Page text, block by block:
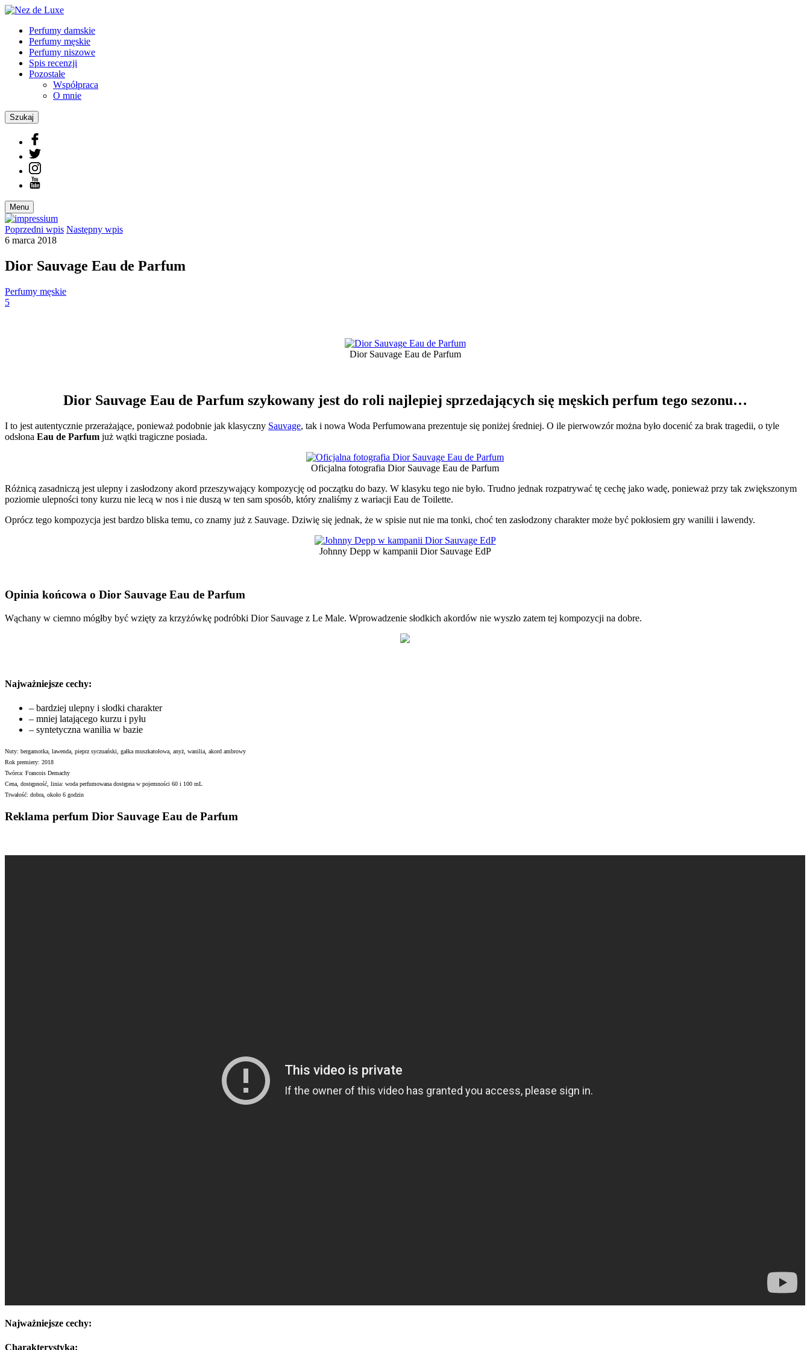
Perfumy damskie
Perfumy męskie
Perfumy niszowe
Spis recenzji
Pozostałe
Współpraca
O mnie
Szukaj
Menu
Poprzedni wpis Następny wpis
6 marca 2018
Dior Sauvage Eau de Parfum
Perfumy męskie
5
Dior Sauvage Eau de Parfum
Dior Sauvage Eau de Parfum szykowany jest do roli najlepiej sprzedających się męskich perfum tego sezonu…
I to jest autentycznie przerażające, ponieważ podobnie jak klasyczny Sauvage, tak i nowa Woda Perfumowana prezentuje się poniżej średniej. O ile pierwowzór można było docenić za brak tragedii, o tyle
odsłona Eau de Parfum już wątki tragiczne posiada.
Oficjalna fotografia Dior Sauvage Eau de Parfum
Różnicą zasadniczą jest ulepny i zasłodzony akord przeszywający kompozycję od początku do bazy. W klasyku tego nie było. Trudno jednak rozpatrywać tę cechę jako wadę, ponieważ przy tak zwiększonym
poziomie ulepności tony kurzu nie lecą w nos i nie duszą w ten sam sposób, który znaliśmy z wariacji Eau de Toilette.
Oprócz tego kompozycja jest bardzo bliska temu, co znamy już z Sauvage. Dziwię się jednak, że w spisie nut nie ma tonki, choć ten zasłodzony charakter może być pokłosiem gry wanilii i lawendy.
Johnny Depp w kampanii Dior Sauvage EdP
Opinia końcowa o Dior Sauvage Eau de Parfum
Wąchany w ciemno mógłby być wzięty za krzyżówkę podróbki Dior Sauvage z Le Male. Wprowadzenie słodkich akordów nie wyszło zatem tej kompozycji na dobre.
Najważniejsze cechy:
– bardziej ulepny i słodki charakter
– mniej latającego kurzu i pyłu
– syntetyczna wanilia w bazie
Nuty: bergamotka, lawenda, pieprz syczuański, gałka muszkatołowa, anyż, wanilia, akord ambrowy
Rok premiery: 2018
Twórca: Francois Demachy
Cena, dostępność, linia: woda perfumowana dostępna w pojemności 60 i 100 mL
Trwałość: dobra, około 6 godzin
Reklama perfum Dior Sauvage Eau de Parfum
Najważniejsze cechy:
Charakterystyka: